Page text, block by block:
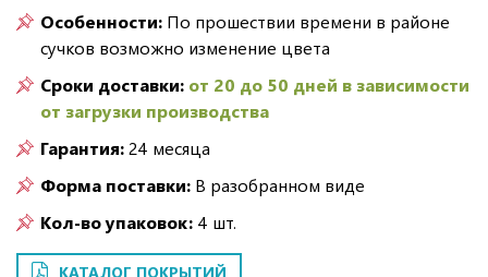
Особенности: По прошествии времени в районе
сучков возможно изменение цвета
Сроки доставки: от 20 до 50 дней в зависимости
от загрузки производства
Гарантия:24 месяца
Форма поставки: В разобранном виде
Кол-во упаковок: 4 шт.
КАТАЛОГ ПОКРЫТИЙ